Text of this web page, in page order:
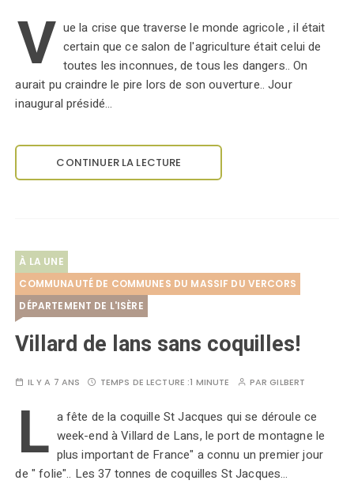
V ue la crise que traverse le monde agricole , il était
certain que ce salon de l'agriculture était celui de
toutes les inconnues, de tous les dangers.. On
aurait pu craindre le pire lors de son ouverture.. Jour
inaugural présidé…
CONTINUER LA LECTURE
À LA UNE
COMMUNAUTÉ DE COMMUNES DU MASSIF DU VERCORS
DÉPARTEMENT DE L'ISÈRE
Villard de lans sans coquilles!
IL Y A 7 ANS TEMPS DE LECTURE :1 MINUTE PARGILBERT
L a fête de la coquille St Jacques qui se déroule ce
week-end à Villard de Lans, le port de montagne le
plus important de France" a connu un premier jour
de " folie".. Les 37 tonnes de coquilles St Jacques…